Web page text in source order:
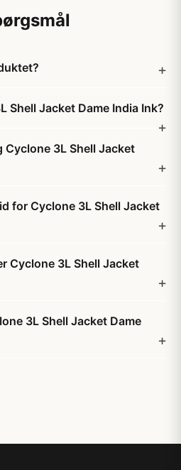
Shell Jacket Dame India Ink?
3L Shell Jacket
for Cyclone 3L Shell Jacket
Cyclone 3L Shell Jacket
3L Shell Jacket Dame